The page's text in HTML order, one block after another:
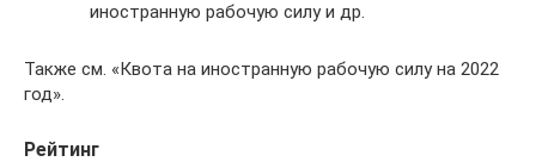
иностранную рабочую силу и др.
Также см. «Квота на иностранную рабочую силу на 2022
год».
Рейтинг